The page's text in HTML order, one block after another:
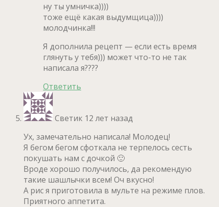
ну ты умничка))))
тоже ещё какая выдумщица))))
молодчинка!!!
Я дополнила рецепт — если есть время
глянуть у тебя))) может что-то не так
написала я????
Ответить
Светик 12 лет назад
Ух, замечательно написала! Молодец!
Я бегом бегом сфоткала не терпелось сесть
покушать нам с дочкой 🙂
Вроде хорошо получилось, да рекомендую
такие шашлычки всем! Оч вкусно!
А рис я приготовила в мульте на режиме плов.
Приятного аппетита.